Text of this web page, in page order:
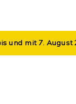
und mit 7.